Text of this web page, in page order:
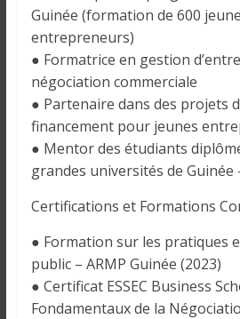
Guinée (formation de 600
entrepreneurs)
● Formatrice en gestion
négociation commerciale
● Partenaire dans des projets
financement pour jeunes
● Mentor des étudiants
grandes universités de Guinée
Certifications et Formations
● Formation sur les pratiques
public – ARMP Guinée (2023)
● Certificat ESSEC Business
Fondamentaux de la